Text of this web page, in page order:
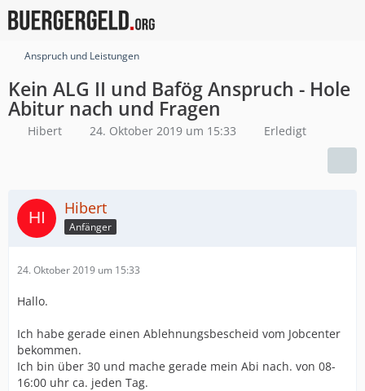
Anspruch und Leistungen
Kein ALG II und Bafög Anspruch - Hole
Abitur nach und Fragen
Hibert 24. Oktober 2019 um 15:33 Erledigt
Hibert
Anfänger
24. Oktober 2019 um 15:33
Hallo.
Ich habe gerade einen Ablehnungsbescheid vom Jobcenter
bekommen.
Ich bin über 30 und mache gerade mein Abi nach. von 08-
16:00 uhr ca. jeden Tag.